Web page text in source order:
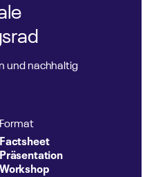
und nachhaltig
Format
Factsheet
Präsentation
Workshop